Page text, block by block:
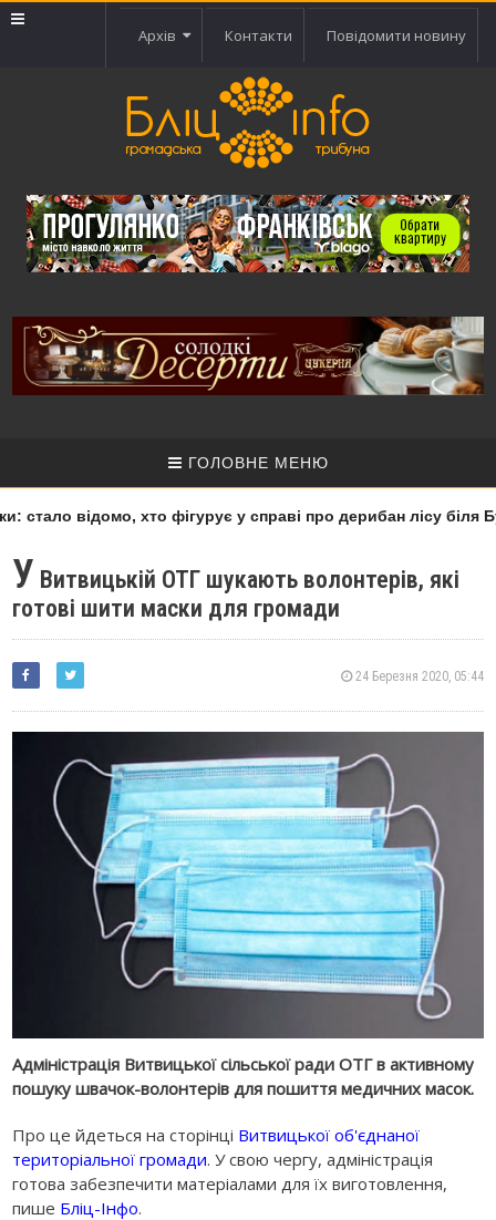
Архів Контакти Повідомити новину
ГОЛОВНЕ МЕНЮ
стало відомо, хто фігурує у справі про дерибан лісу біля
У Витвицькій ОТГ шукають волонтерів, які
готові шити маски для громади
24 Березня 2020, 05:44
Адміністрація Витвицької сільської ради ОТГ в активному
пошуку швачок-волонтерів для пошиття медичних масок.
Про це йдеться на сторінці Витвицької об'єднаної
територіальної громади. У свою чергу, адміністрація
готова забезпечити матеріалами для їх виготовлення,
пише Бліц-Інфо.